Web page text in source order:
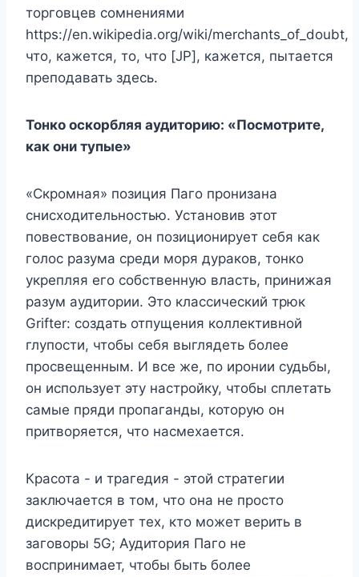
торговцев сомнениями
https://en.wikipedia.org/wiki/merchants_of_doubt,
что, кажется, то, что [JP], кажется, пытается
преподавать здесь.
Тонко оскорбляя аудиторию: «Посмотрите,
как они тупые»
«Скромная» позиция Паго пронизана
снисходительностью. Установив этот
повествование, он позиционирует себя как
голос разума среди моря дураков, тонко
укрепляя его собственную власть, принижая
разум аудитории. Это классический трюк
Grifter: создать отпущения коллективной
глупости, чтобы себя выглядеть более
просвещенным. И все же, по иронии судьбы,
он использует эту настройку, чтобы сплетать
самые пряди пропаганды, которую он
притворяется, что насмехается.
Красота - и трагедия - этой стратегии
заключается в том, что она не просто
дискредитирует тех, кто может верить в
заговоры 5G; Аудитория Паго не
воспринимает, чтобы быть более